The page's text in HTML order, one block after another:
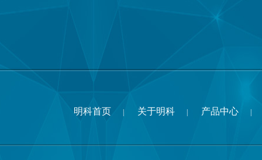
明科首页 关于明科 产品中心